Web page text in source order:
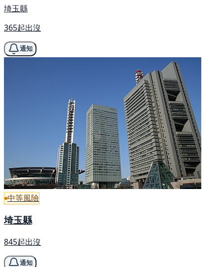
埼玉縣
365起出沒
通知
中等風險
埼玉縣
845起出沒
通知